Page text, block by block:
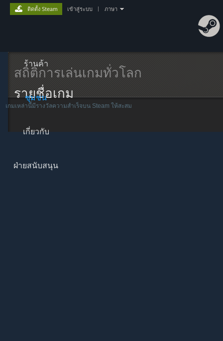
ร้านค้า
ชุมชน
เกี่ยวกับ
ฝ่ายสนับสนุน
ติดตั้ง Steam เข้าสู่ระบบ ภาษา
สถิติการเล่นเกมทั่วโลก
รายชื่อเกม
เกมเหล่านี้มีรางวัลความสำเร็จบน Steam ให้สะสม